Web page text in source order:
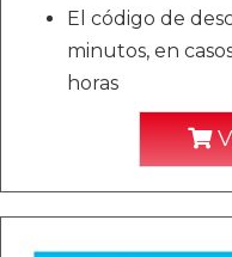
El código de
minutos, en
horas